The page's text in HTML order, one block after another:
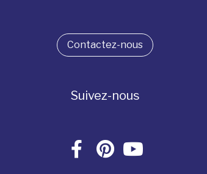
Contactez-nous
Suivez-nous